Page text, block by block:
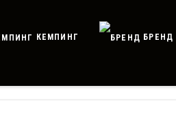
КЕМПИНГ БРЕНД